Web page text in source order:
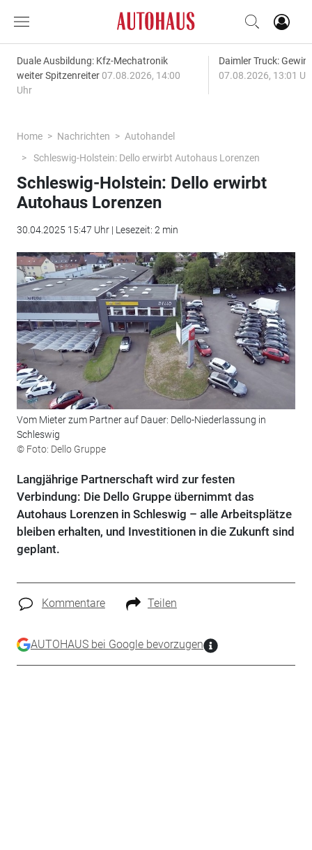
Duale Ausbildung: Kfz-Mechatronik
weiter Spitzenreiter 07.08.2026, 14:00
Uhr
Daimler Truck:
07.08.2026, 13:01
Home Nachrichten
Autohandel
Schleswig-Holstein: Dello erwirbt Autohaus Lorenzen
Schleswig-Holstein: Dello erwirbt
Autohaus Lorenzen
30.04.2025 15:47 Uhr | Lesezeit: 2 min
Vom Mieter zum Partner auf Dauer: Dello-Niederlassung in
Schleswig
© Foto: Dello Gruppe
Langjährige Partnerschaft wird zur festen
Verbindung: Die Dello Gruppe übernimmt das
Autohaus Lorenzen in Schleswig – alle Arbeitsplätze
bleiben erhalten, und Investitionen in die Zukunft sind
geplant.
Kommentare Teilen
AUTOHAUS bei Google bevorzugen